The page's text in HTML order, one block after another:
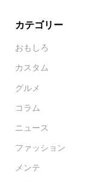
カテゴリー
おもしろ
カスタム
グルメ
コラム
ニュース
ファッション
メンテ